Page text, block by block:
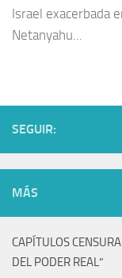
Israel exacerbada
Netanyahu...
SEGUIR:
MÁS
CAPÍTULOS
DEL PODER REAL”